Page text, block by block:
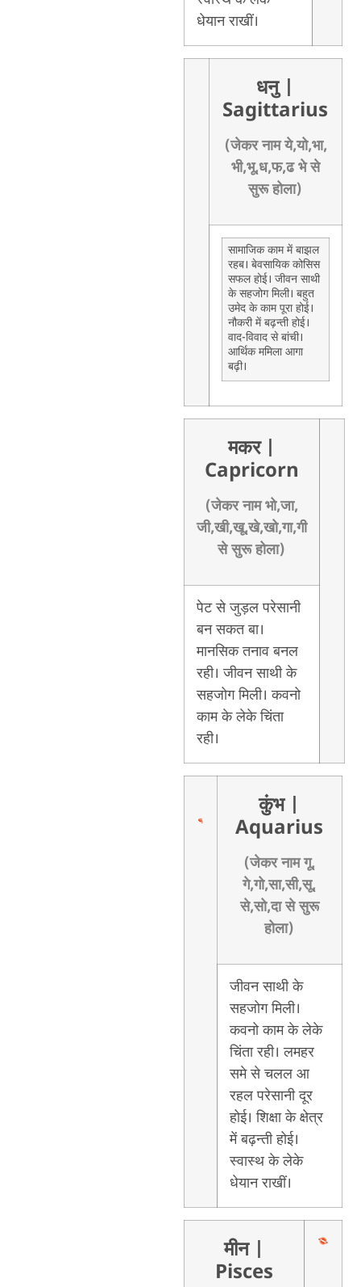
धेयान राखीं।
धनु
Sagittarius
(जेकर नाम ये,यो,भा,
भी,भू,ध,फ,ढ भे से
सुरू होला)
सामाजिक काम में बाझल
रहब। बेवसायिक कोसिस
सफल होई। जीवन साथी
के सहजोग मिली। बहुत
उमेद के काम पूरा होई।
नौकरी में बढ़न्ती होई।
वाद-विवाद से बांची।
आर्थिक ममिला आगा
बढ़ी।
मकर
Capricorn
(जेकर नाम भो,जा,
जी,खी,खू,खे,खो,गा,गी
से सुरू होला)
पेट से जुड़ल परेसानी
बन सकत बा।
मानसिक तनाव बनल
रही। जीवन साथी के
सहजोग मिली। कवनो
काम के लेके चिंता
रही।
कुंभ
Aquarius
(जेकर नाम गू,
गे,गो,सा,सी,सू,
से,सो,दा से सुरू
होला)
जीवन साथी के
सहजोग मिली।
कवनो काम के लेके
चिंता रही। लमहर
समे से चलल आ
रहल परेसानी दूर
होई। शिक्षा के क्षेत्र
में बढ़न्ती होई।
स्वास्थ के लेके
धेयान राखीं।
मीन
Pisces